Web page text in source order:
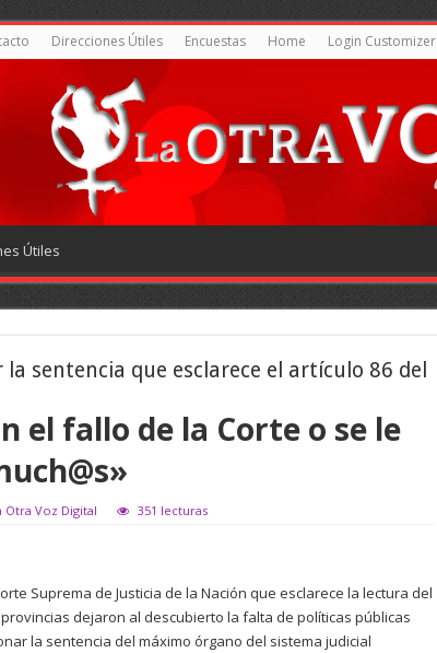
Direcciones Útiles Encuestas Home Login Customizer
Útiles
sentencia que esclarece el artículo 86 del
el fallo de la Corte o se le
Otra Voz Digital 351 lecturas
Suprema de Justicia de la Nación que esclarece la lectura del
dejaron al descubierto la falta de políticas públicas
la sentencia del máximo órgano del sistema judicial